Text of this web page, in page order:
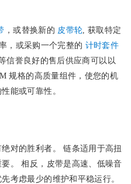
，或替换新的 皮带轮 , 获取特定
，或采购一个完整的 计时套件
信誉良好的售后供应商可以以
规格的高质量组件，使您的机
能或可靠性。
对的胜利者。 链条适用于高扭
。 相反，皮带是高速、低噪音
考虑最少的维护和平稳运行。